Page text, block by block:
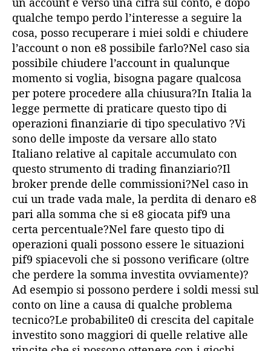
qualche tempo perdo l’interesse a seguire la
cosa, posso recuperare i miei soldi e chiudere
l’account o non e8 possibile farlo?Nel caso sia
possibile chiudere l’account in qualunque
momento si voglia, bisogna pagare qualcosa
per potere procedere alla chiusura?In Italia la
legge permette di praticare questo tipo di
operazioni finanziarie di tipo speculativo ?Vi
sono delle imposte da versare allo stato
Italiano relative al capitale accumulato con
questo strumento di trading finanziario?Il
broker prende delle commissioni?Nel caso in
cui un trade vada male, la perdita di denaro e8
pari alla somma che si e8 giocata pif9 una
certa percentuale?Nel fare questo tipo di
operazioni quali possono essere le situazioni
pif9 spiacevoli che si possono verificare (oltre
che perdere la somma investita ovviamente)?
Ad esempio si possono perdere i soldi messi sul
conto on line a causa di qualche problema
tecnico?Le probabilite0 di crescita del capitale
investito sono maggiori di quelle relative alle